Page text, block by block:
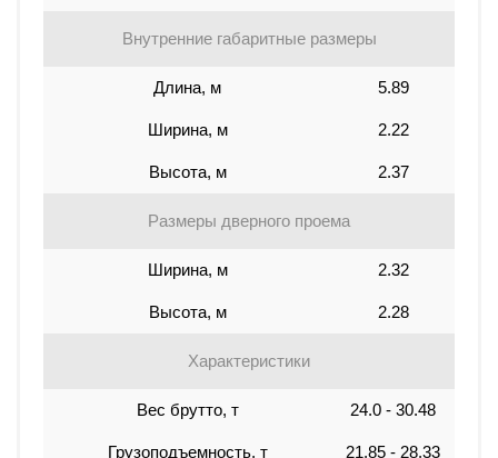
Внутренние габаритные размеры
Длина, м 5.89
Ширина, м 2.22
Высота, м 2.37
Размеры дверного проема
Ширина, м 2.32
Высота, м 2.28
Характеристики
Вес брутто, т 24.0 - 30.48
Грузоподъемность, т 21.85 - 28.33